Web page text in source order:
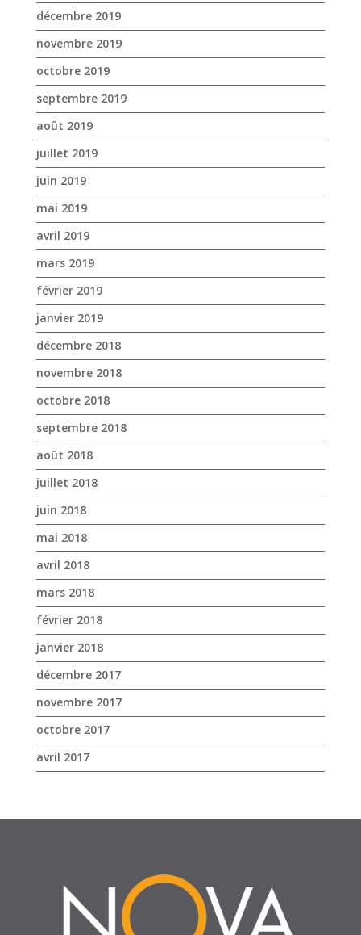
décembre 2019
novembre 2019
octobre 2019
septembre 2019
août 2019
juillet 2019
juin 2019
mai 2019
avril 2019
mars 2019
février 2019
janvier 2019
décembre 2018
novembre 2018
octobre 2018
septembre 2018
août 2018
juillet 2018
juin 2018
mai 2018
avril 2018
mars 2018
février 2018
janvier 2018
décembre 2017
novembre 2017
octobre 2017
avril 2017